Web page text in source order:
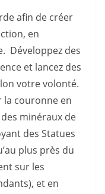
afin de créer
en
Développez des
et lancez des
votre volonté.
la couronne en
minéraux de
des Statues
plus près du
sur les
et en